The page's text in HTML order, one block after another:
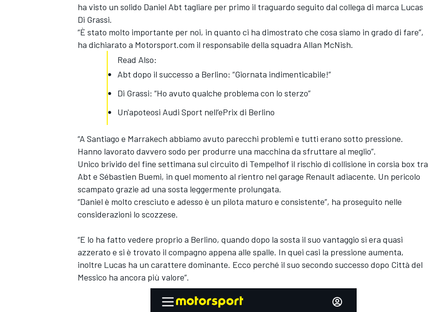
ha visto un solido Daniel Abt tagliare per primo il traguardo seguito dal collega di marca Lucas
Di Grassi.
“È stato molto importante per noi, in quanto ci ha dimostrato che cosa siamo in grado di fare”,
ha dichiarato a Motorsport.com il responsabile della squadra Allan McNish.
Read Also:
Abt dopo il successo a Berlino: “Giornata indimenticabile!”
Di Grassi: “Ho avuto qualche problema con lo sterzo”
Un'apoteosi Audi Sport nell’ePrix di Berlino
“A Santiago e Marrakech abbiamo avuto parecchi problemi e tutti erano sotto pressione.
Hanno lavorato davvero sodo per produrre una macchina da sfruttare al meglio”.
Unico brivido del fine settimana sul circuito di Tempelhof il rischio di collisione in corsia box tra
Abt e Sébastien Buemi, in quel momento al rientro nel garage Renault adiacente. Un pericolo
scampato grazie ad una sosta leggermente prolungata.
“Daniel è molto cresciuto e adesso è un pilota maturo e consistente”, ha proseguito nelle
considerazioni lo scozzese.
“E lo ha fatto vedere proprio a Berlino, quando dopo la sosta il suo vantaggio si era quasi
azzerato e si è trovato il compagno appena alle spalle. In quei casi la pressione aumenta,
inoltre Lucas ha un carattere dominante. Ecco perché il suo secondo successo dopo Città del
Messico ha ancora più valore”.